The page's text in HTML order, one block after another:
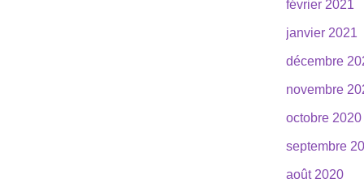
février 2021
janvier 2021
décembre
novembre
octobre 2020
septembre
août 2020